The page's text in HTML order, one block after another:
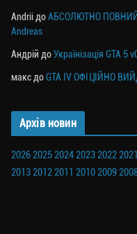
Andrii доАБСОЛЮТНО ПОВНИЙ
Andreas
Андрій доУкраїнізація GTA 5
макс доGTA IV ОФІЦІЙНО
Архів новин
202620252024202320222021
201320122011 20102009